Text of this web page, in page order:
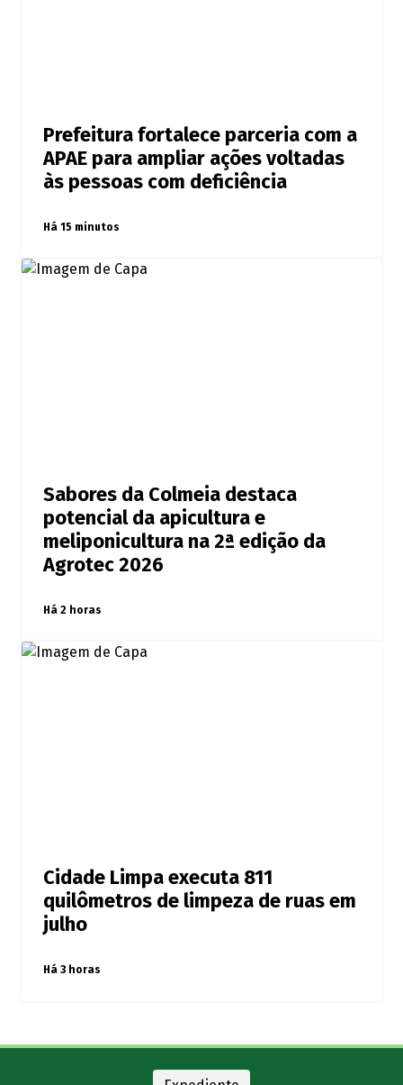
Prefeitura fortalece parceria com a
APAE para ampliar ações voltadas
às pessoas com deficiência
Há 15 minutos
Sabores da Colmeia destaca
potencial da apicultura e
meliponicultura na 2ª edição da
Agrotec 2026
Há 2 horas
Cidade Limpa executa 811
quilômetros de limpeza de ruas em
julho
Há 3 horas